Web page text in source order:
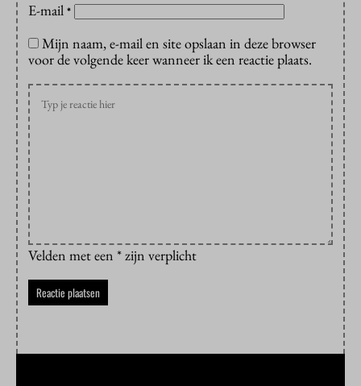
E-mail *
Mijn naam, e-mail en site opslaan in deze browser
voor de volgende keer wanneer ik een reactie plaats.
Velden met een * zijn verplicht